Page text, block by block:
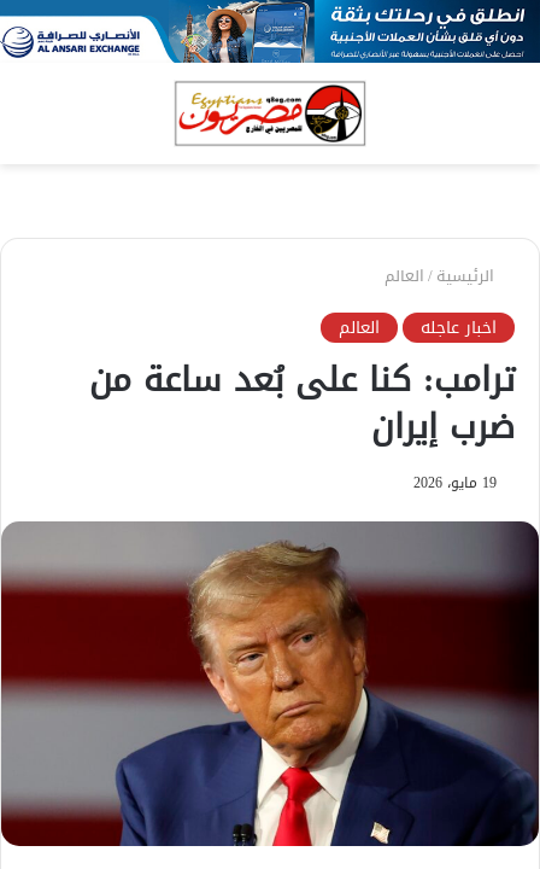
الرئيسية/العالم
اخبار عاجله العالم
ترامب: كنا على بُعد ساعة من
ضرب إيران
19 مايو، 2026